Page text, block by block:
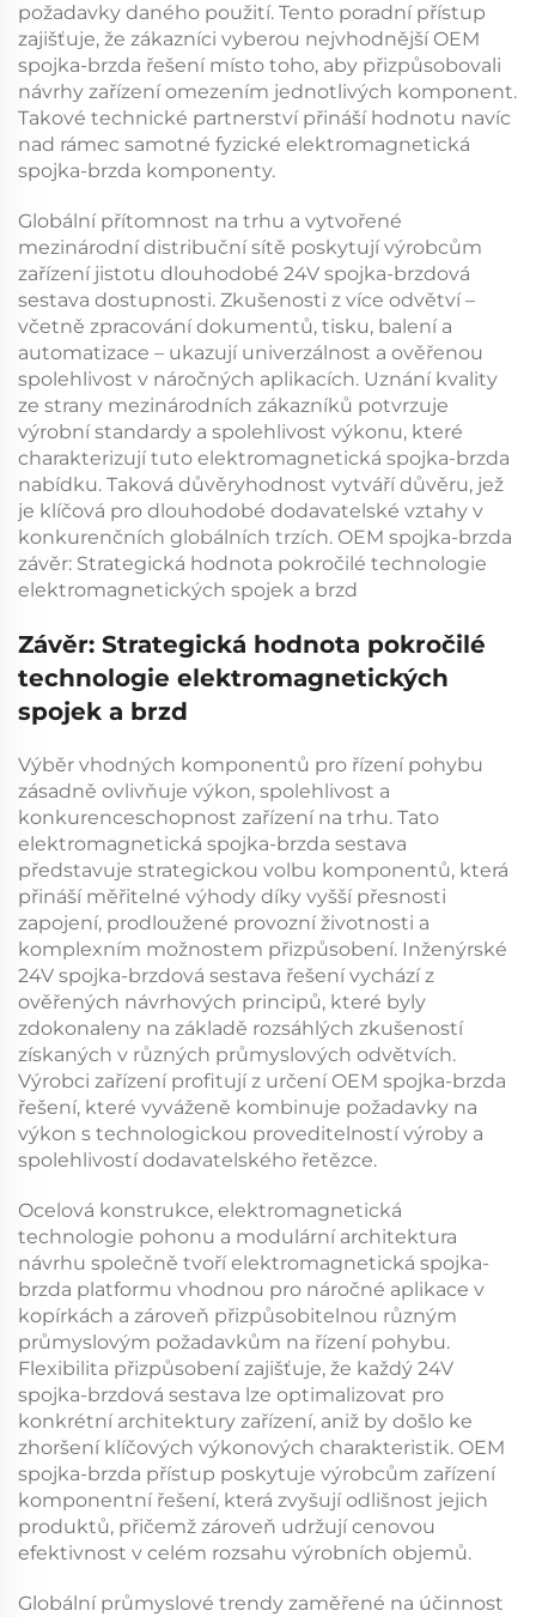
požadavky daného použití. Tento poradní přístup
zajišťuje, že zákazníci vyberou nejvhodnější OEM
spojka-brzda řešení místo toho, aby přizpůsobovali
návrhy zařízení omezením jednotlivých komponent.
Takové technické partnerství přináší hodnotu navíc
nad rámec samotné fyzické elektromagnetická
spojka-brzda komponenty.
Globální přítomnost na trhu a vytvořené
mezinárodní distribuční sítě poskytují výrobcům
zařízení jistotu dlouhodobé 24V spojka-brzdová
sestava dostupnosti. Zkušenosti z více odvětví –
včetně zpracování dokumentů, tisku, balení a
automatizace – ukazují univerzálnost a ověřenou
spolehlivost v náročných aplikacích. Uznání kvality
ze strany mezinárodních zákazníků potvrzuje
výrobní standardy a spolehlivost výkonu, které
charakterizují tuto elektromagnetická spojka-brzda
nabídku. Taková důvěryhodnost vytváří důvěru, jež
je klíčová pro dlouhodobé dodavatelské vztahy v
konkurenčních globálních trzích. OEM spojka-brzda
závěr: Strategická hodnota pokročilé technologie
elektromagnetických spojek a brzd
Závěr: Strategická hodnota pokročilé
technologie elektromagnetických
spojek a brzd
Výběr vhodných komponentů pro řízení pohybu
zásadně ovlivňuje výkon, spolehlivost a
konkurenceschopnost zařízení na trhu. Tato
elektromagnetická spojka-brzda sestava
představuje strategickou volbu komponentů, která
přináší měřitelné výhody díky vyšší přesnosti
zapojení, prodloužené provozní životnosti a
komplexním možnostem přizpůsobení. Inženýrské
24V spojka-brzdová sestava řešení vychází z
ověřených návrhových principů, které byly
zdokonaleny na základě rozsáhlých zkušeností
získaných v různých průmyslových odvětvích.
Výrobci zařízení profitují z určení OEM spojka-brzda
řešení, které vyváženě kombinuje požadavky na
výkon s technologickou proveditelností výroby a
spolehlivostí dodavatelského řetězce.
Ocelová konstrukce, elektromagnetická
technologie pohonu a modulární architektura
návrhu společně tvoříelektromagnetická spojka-
brzda platformu vhodnou pro náročné aplikace v
kopírkách a zároveň přizpůsobitelnou různým
průmyslovým požadavkům na řízení pohybu.
Flexibilita přizpůsobení zajišťuje, že každý 24V
spojka-brzdová sestava lze optimalizovat pro
konkrétní architektury zařízení, aniž by došlo ke
zhoršení klíčových výkonových charakteristik. OEM
spojka-brzda přístup poskytuje výrobcům zařízení
komponentní řešení, která zvyšují odlišnost jejich
produktů, přičemž zároveň udržují cenovou
efektivnost v celém rozsahu výrobních objemů.
Globální průmyslové trendy zaměřené na účinnost